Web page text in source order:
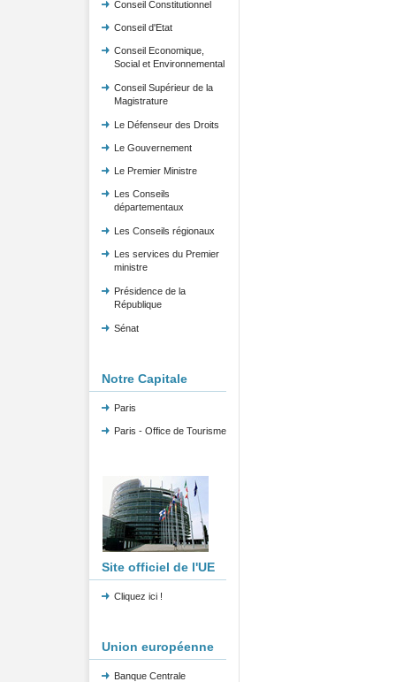
Conseil Constitutionnel
Conseil d'Etat
Conseil Economique,
Social et Environnemental
Conseil Supérieur de la
Magistrature
Le Défenseur des Droits
Le Gouvernement
Le Premier Ministre
Les Conseils
départementaux
Les Conseils régionaux
Les services du Premier
ministre
Présidence de la
République
Sénat
Notre Capitale
Paris
Paris - Office de Tourisme
Site officiel de l'UE
Cliquez ici !
Union européenne
Banque Centrale